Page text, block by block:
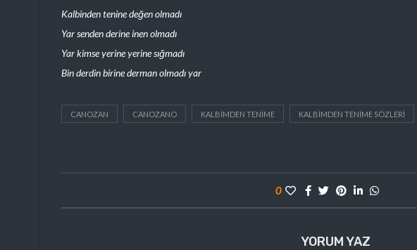
Kalbinden tenine değen olmadı
Yar senden derine inen olmadı
Yar kimse yerine yerine sığmadı
Bin derdin birine derman olmadı yar
CANOZAN CANOZANO KALBIMDEN TENIME KALBIMDEN TENIME SÖZLERI
0
YORUM YAZ